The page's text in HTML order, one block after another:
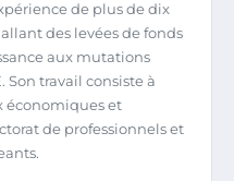
de plus de dix
des levées de fonds
aux mutations
Son travail consiste à
économiques et
de professionnels et